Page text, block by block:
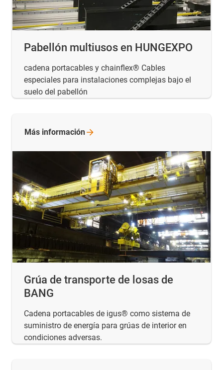
Pabellón multiusos en HUNGEXPO
cadena portacables y chainflex® Cables
especiales para instalaciones complejas bajo el
suelo del pabellón
Grúa de transporte de losas de
BANG
Cadena portacables de igus® como sistema de
suministro de energía para grúas de interior en
condiciones adversas.
Más información